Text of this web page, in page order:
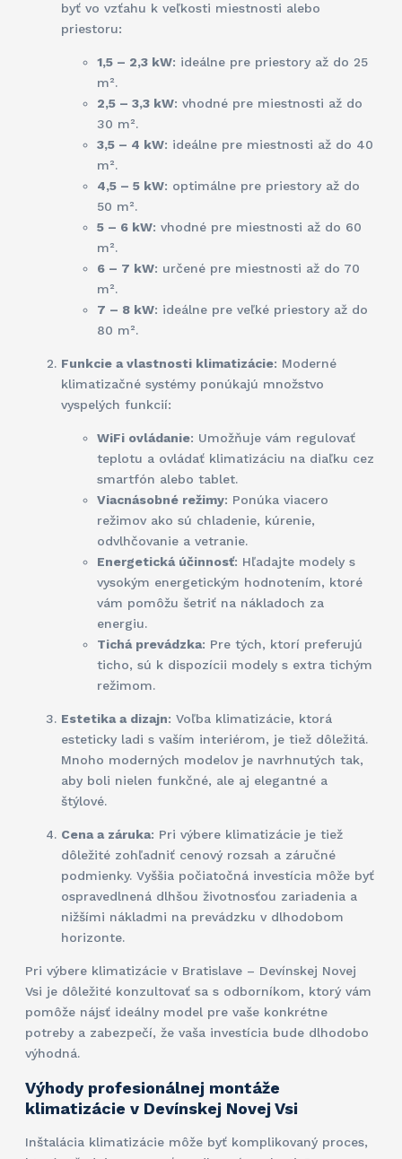
byť vo vzťahu k veľkosti miestnosti alebo
priestoru:
1,5 – 2,3 kW: ideálne pre priestory až do 25
m².
2,5 – 3,3 kW: vhodné pre miestnosti až do
30 m².
3,5 – 4 kW: ideálne pre miestnosti až do 40
m².
4,5 – 5 kW: optimálne pre priestory až do
50 m².
5 – 6 kW: vhodné pre miestnosti až do 60
m².
6 – 7 kW: určené pre miestnosti až do 70
m².
7 – 8 kW: ideálne pre veľké priestory až do
80 m².
Funkcie a vlastnosti klimatizácie: Moderné
klimatizačné systémy ponúkajú množstvo
vyspelých funkcií:
WiFi ovládanie: Umožňuje vám regulovať
teplotu a ovládať klimatizáciu na diaľku cez
smartfón alebo tablet.
Viacnásobné režimy: Ponúka viacero
režimov ako sú chladenie, kúrenie,
odvlhčovanie a vetranie.
Energetická účinnosť: Hľadajte modely s
vysokým energetickým hodnotením, ktoré
vám pomôžu šetriť na nákladoch za
energiu.
Tichá prevádzka: Pre tých, ktorí preferujú
ticho, sú k dispozícii modely s extra tichým
režimom.
Estetika a dizajn: Voľba klimatizácie, ktorá
esteticky ladi s vaším interiérom, je tiež dôležitá.
Mnoho moderných modelov je navrhnutých tak,
aby boli nielen funkčné, ale aj elegantné a
štýlové.
Cena a záruka: Pri výbere klimatizácie je tiež
dôležité zohľadniť cenový rozsah a záručné
podmienky. Vyššia počiatočná investícia môže byť
ospravedlnená dlhšou životnosťou zariadenia a
nižšími nákladmi na prevádzku v dlhodobom
horizonte.
Pri výbere klimatizácie v Bratislave – Devínskej Novej
Vsi je dôležité konzultovať sa s odborníkom, ktorý vám
pomôže nájsť ideálny model pre vaše konkrétne
potreby a zabezpečí, že vaša investícia bude dlhodobo
výhodná.
Výhody profesionálnej montáže
klimatizácie v Devínskej Novej Vsi
Inštalácia klimatizácie môže byť komplikovaný proces,